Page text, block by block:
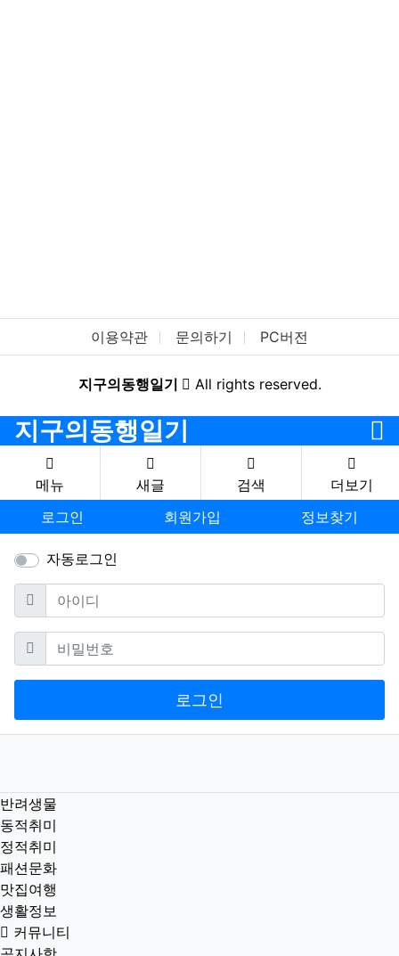
이용약관 문의하기 PC버전
지구의동행일기 All rights reserved.
지구의동행일기
메뉴 새글 검색
더보기
로그인
회원가입 정보찾기
자동로그인
아이디
필수
비밀번호필수
로그인
반려생물
동적취미
정적취미
패션문화
맛집여행
생활정보
커뮤니티